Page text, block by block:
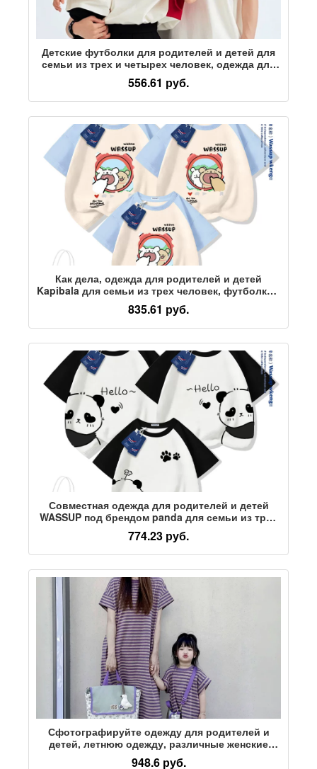
Детские футболки для родителей и детей для
семьи из трех и четырех человек, одежда для
заботливых матерей и дочерей, одежда для
ползания месячных, платья для годовалых
детей
556.61 руб.
Как дела, одежда для родителей и детей
Kapibala для семьи из трех человек, футболка с
короткими рукавами для матери и дочери,
новинка 2026 года, летняя одежда для всей
семьи
835.61 руб.
Совместная одежда для родителей и детей
WASSUP под брендом panda для семьи из трех
человек, одежда для матери и дочери с
короткими рукавами, новинка 2026 года, летняя
одежда для всей семьи с короткими рукавами
774.23 руб.
Сфотографируйте одежду для родителей и
детей, летнюю одежду, различные женские
платья для матерей и детей младшего возраста
948.6 руб.